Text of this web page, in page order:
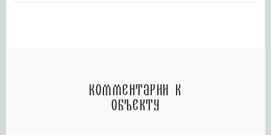
Комментарии к
объекту